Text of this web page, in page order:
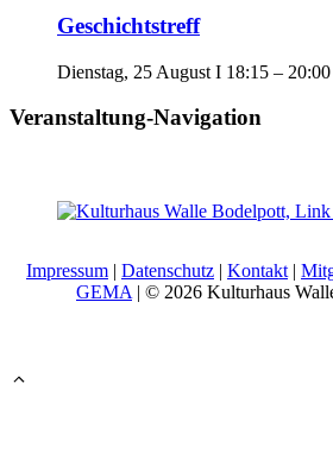
Geschichtstreff
Dienstag, 25 August I 18:15 – 20:00
Veranstaltung-Navigation
Impressum | Datenschutz | Kontakt |
GEMA | © 2026 Kulturhaus